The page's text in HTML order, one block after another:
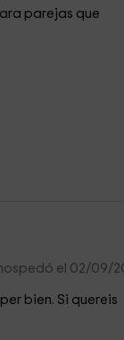
parejas que
el 02/09/
bien. Si quereis